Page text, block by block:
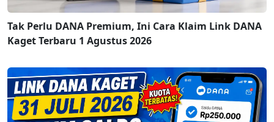
Tak Perlu DANA Premium, Ini Cara Klaim Link DANA
Kaget Terbaru 1 Agustus 2026